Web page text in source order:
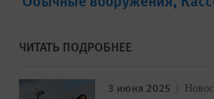
ЧИТАТЬ ПОДРОБНЕЕ
3 июня 2025